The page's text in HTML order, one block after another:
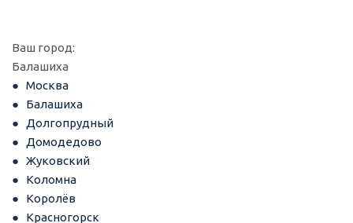
Ваш город:
Балашиха
Москва
Балашиха
Долгопрудный
Домодедово
Жуковский
Коломна
Королёв
Красногорск